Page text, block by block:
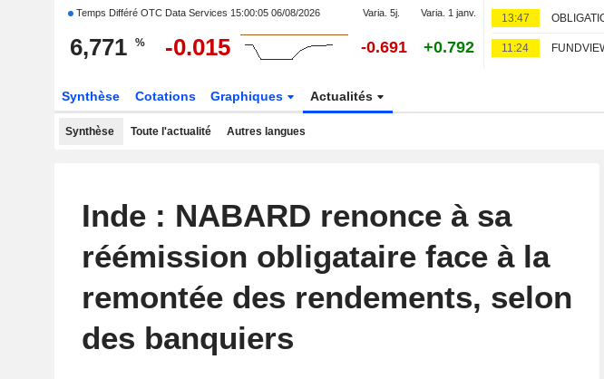
Temps Différé OTC Data Services 15:00:05 06/08/2026 Varia. 5j. Varia. 1 janv.
6,771 % -0.015 -0.691 +0.792
13:47
11:24
Synthèse Cotations Graphiques Actualités
Synthèse Toute l'actualité Autres langues
Inde : NABARD renonce à sa
réémission obligataire face à la
remontée des rendements, selon
des banquiers